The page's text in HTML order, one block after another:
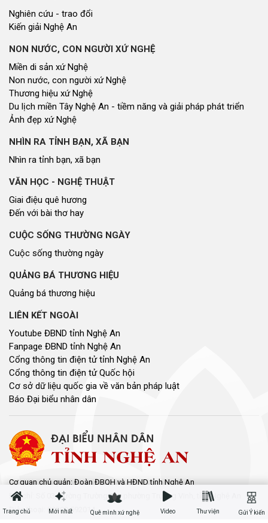
Nghiên cứu - trao đổi
Kiến giải Nghệ An
NON NƯỚC, CON NGƯỜI XỨ NGHỆ
Miền di sản xứ Nghệ
Non nước, con người xứ Nghệ
Thương hiệu xứ Nghệ
Du lịch miền Tây Nghệ An - tiềm năng và giải pháp phát triển
Ảnh đẹp xứ Nghệ
NHÌN RA TỈNH BẠN, XÃ BẠN
Nhìn ra tỉnh bạn, xã bạn
VĂN HỌC - NGHỆ THUẬT
Giai điệu quê hương
Đến với bài thơ hay
CUỘC SỐNG THƯỜNG NGÀY
Cuộc sống thường ngày
QUẢNG BÁ THƯƠNG HIỆU
Quảng bá thương hiệu
LIÊN KẾT NGOÀI
Youtube ĐBND tỉnh Nghệ An
Fanpage ĐBND tỉnh Nghệ An
Cổng thông tin điện tử tỉnh Nghệ An
Cổng thông tin điện tử Quốc hội
Cơ sở dữ liệu quốc gia về văn bản pháp luật
Báo Đại biểu nhân dân
Cơ quan chủ quản: Đoàn ĐBQH và HĐND tỉnh Nghệ An
Địa chỉ: Số 03, đường Trường Thi, phường Trường Vinh, tỉnh Nghệ An
Điện thoại: 02383.592014
Trang chủ Mới nhất Quê mình xứ nghệ Video Thư viện Gửi Ý kiến